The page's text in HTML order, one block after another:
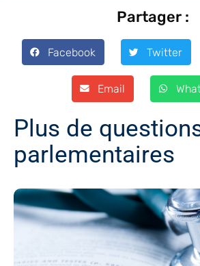
Partager :
Facebook Twitter
Email
Plus de
parlementaires